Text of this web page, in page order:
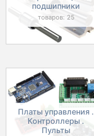
подшипники
товаров: 25
Платы управления .
Контроллеры .
Пульты